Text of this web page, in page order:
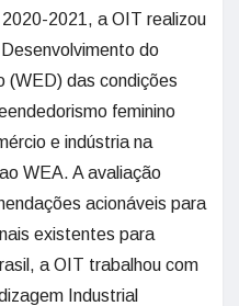
2021, a OIT realizou
do
(WED) das condições
feminino
e indústria na
WEA. A avaliação
acionáveis para
existentes para
a OIT trabalhou com
Industrial